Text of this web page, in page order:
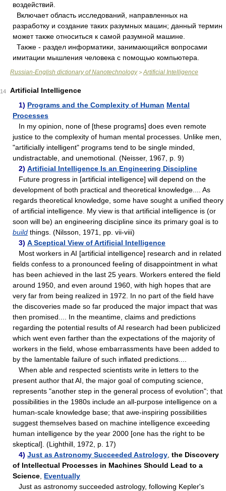
воздействий.
Включает область исследований, направленных на
разработку и создание таких разумных машин; данный термин
может также относиться к самой разумной машине.
Также - раздел информатики, занимающийся вопросами
имитации мышления человека с помощью компьютера.
Russian-English dictionary of Nanotechnology> Artificial Intelligence
14
Artificial Intelligence
1) Programs and the Complexity of Human Mental
Processes
In my opinion, none of [these programs] does even remote
justice to the complexity of human mental processes. Unlike men,
"artificially intelligent" programs tend to be single minded,
undistractable, and unemotional. (Neisser, 1967, p. 9)
2) Artificial Intelligence Is an Engineering Discipline
Future progress in [artificial intelligence] will depend on the
development of both practical and theoretical knowledge.... As
regards theoretical knowledge, some have sought a unified theory
of artificial intelligence. My view is that artificial intelligence is (or
soon will be) an engineering discipline since its primary goal is to
build things. (Nilsson, 1971, pp. vii-viii)
3) A Sceptical View of Artificial Intelligence
Most workers in AI [artificial intelligence] research and in related
fields confess to a pronounced feeling of disappointment in what
has been achieved in the last 25 years. Workers entered the field
around 1950, and even around 1960, with high hopes that are
very far from being realized in 1972. In no part of the field have
the discoveries made so far produced the major impact that was
then promised.... In the meantime, claims and predictions
regarding the potential results of AI research had been publicized
which went even farther than the expectations of the majority of
workers in the field, whose embarrassments have been added to
by the lamentable failure of such inﬂated predictions....
When able and respected scientists write in letters to the
present author that AI, the major goal of computing science,
represents "another step in the general process of evolution"; that
possibilities in the 1980s include an all-purpose intelligence on a
human-scale knowledge base; that awe-inspiring possibilities
suggest themselves based on machine intelligence exceeding
human intelligence by the year 2000 [one has the right to be
skeptical]. (Lighthill, 1972, p. 17)
4) Just as Astronomy Succeeded Astrology the Discovery
of Intellectual Processes in Machines Should Lead to a
Science Eventually
Just as astronomy succeeded astrology, following Kepler's